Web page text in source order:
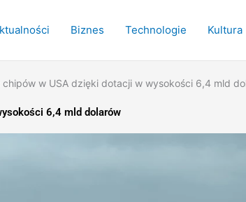
Biznes Technologie Kultura
w USA dzięki dotacji w wysokości 6,4 mld
6,4 mld dolarów